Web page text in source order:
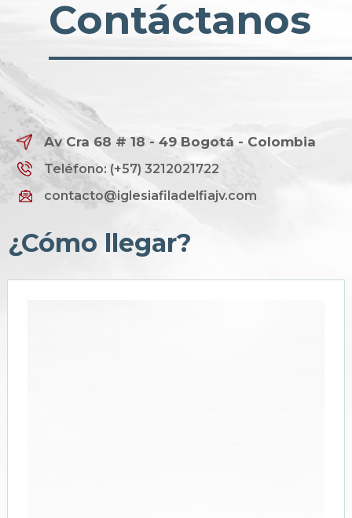
Contáctanos
Av Cra 68 # 18 - 49 Bogotá - Colombia
Teléfono: (+57) 3212021722
contacto@iglesiafiladelfiajv.com
¿Cómo llegar?